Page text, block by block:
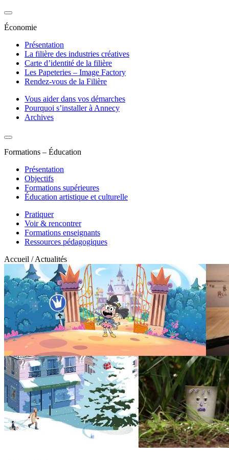
Économie
Présentation
La filière des industries créatives
Carte d’identité de la filière
Les Papeteries – Image Factory
Rendez-vous de la Filière
Vous aider dans vos démarches
Pourquoi s’installer à Annecy
Archives
Formations – Éducation
Présentation
Objectifs
Formations supérieures
Éducation artistique et culturelle
Pratiquer
Voir & rencontrer
Formations enseignants
Ressources pédagogiques
Accueil / Actualités